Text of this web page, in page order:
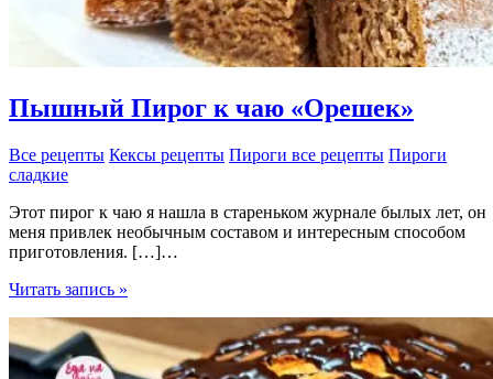
Пышный Пирог к чаю «Орешек»
Все рецепты Кексы рецепты Пироги все рецепты Пироги
сладкие
Этот пирог к чаю я нашла в стареньком журнале былых лет, он
меня привлек необычным составом и интересным способом
приготовления. […]…
Пышный
чаю
«Орешек»
Читать запись »